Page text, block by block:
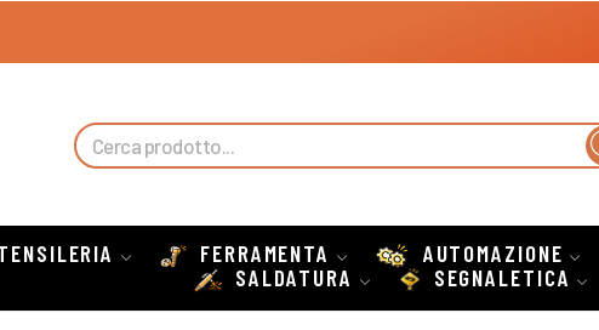
FERRAMENTA AUTOMAZIONE
SALDATURA
SEGNALETICA